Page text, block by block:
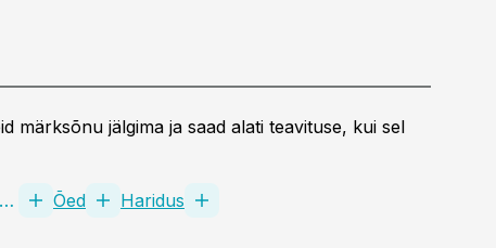
märksõnu jälgima ja saad alati teavituse, kui sel
TALLINNA TERVISHOIU KÕRGKOOL Õed Haridus